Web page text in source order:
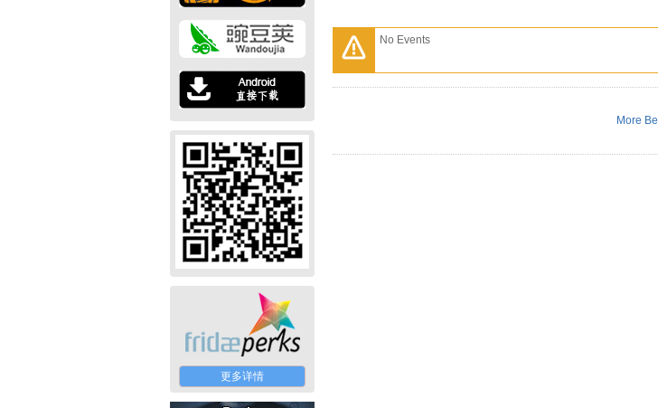
更多详情
No Events
More